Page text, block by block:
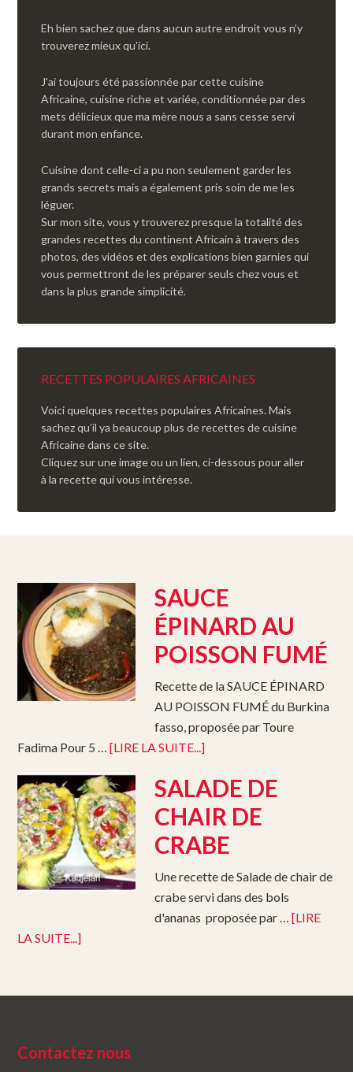
Eh bien sachez que dans aucun autre endroit vous n’y
trouverez mieux qu'ici.
J'ai toujours été passionnée par cette cuisine
Africaine, cuisine riche et variée, conditionnée par des
mets délicieux que ma mère nous a sans cesse servi
durant mon enfance.
Cuisine dont celle-ci a pu non seulement garder les
grands secrets mais a également pris soin de me les
léguer.
Sur mon site, vous y trouverez presque la totalité des
grandes recettes du continent Africain à travers des
photos, des vidéos et des explications bien garnies qui
vous permettront de les préparer seuls chez vous et
dans la plus grande simplicité.
RECETTES POPULAIRES AFRICAINES
Voici quelques recettes populaires Africaines. Mais
sachez qu’il ya beaucoup plus de recettes de cuisine
Africaine dans ce site.
Cliquez sur une image ou un lien, ci-dessous pour aller
à la recette qui vous intéresse.
SAUCE
ÉPINARD AU
POISSON FUMÉ
Recette de la SAUCE ÉPINARD
AU POISSON FUMÉ du Burkina
fasso, proposée par Toure
Fadima Pour 5 …[LIRE LA SUITE...]
SALADE DE
CHAIR DE
CRABE
Une recette de Salade de chair de
crabe servi dans des bols
d'ananas proposée par …[LIRE
LA SUITE...]
Contactez nous